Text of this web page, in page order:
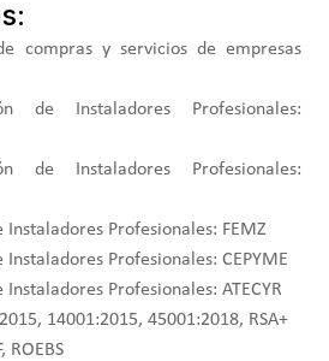
compras y servicios de empresas
de Instaladores Profesionales:
de Instaladores Profesionales:
Instaladores Profesionales: FEMZ
Instaladores Profesionales: CEPYME
Profesionales: ATECYR
14001:2015, 45001:2018, RSA+
ROEBS